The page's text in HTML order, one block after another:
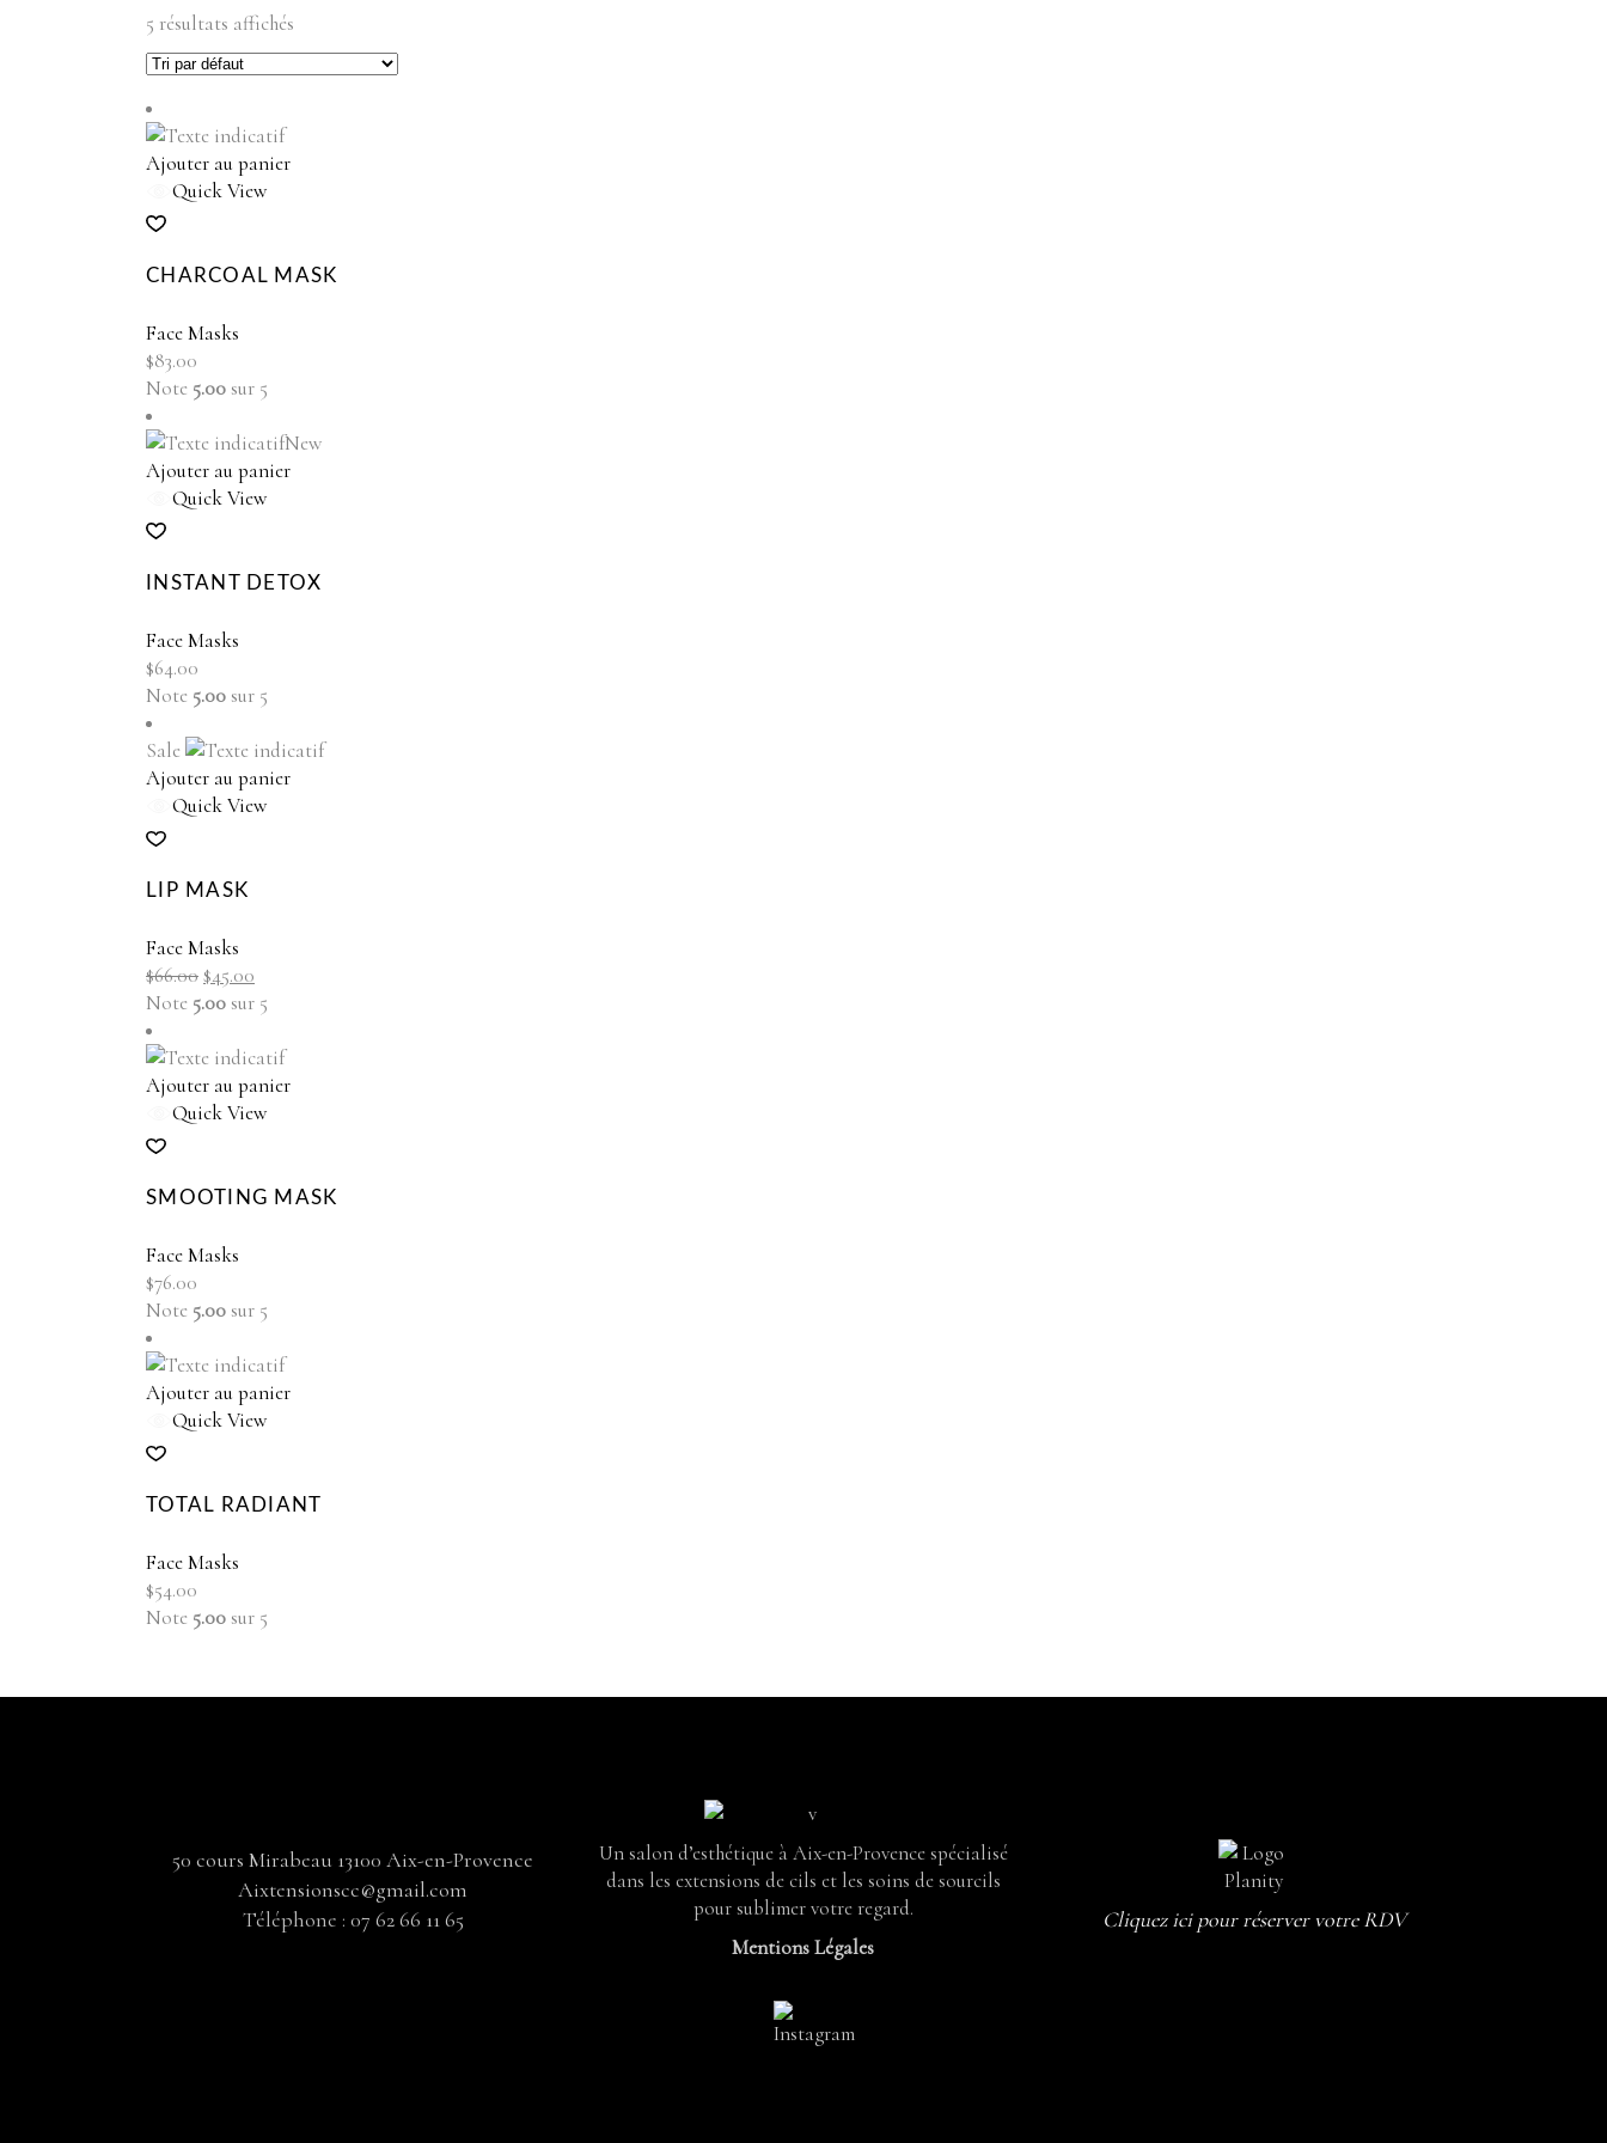
5 résultats affichés
Ajouter au panier
Quick View
CHARCOAL MASK
Face Masks
$83.00
Note 5.00 sur 5
New
Ajouter au panier
Quick View
INSTANT DETOX
Face Masks
$64.00
Note 5.00 sur 5
Sale
Ajouter au panier
Quick View
LIP MASK
Face Masks
$66.00Le
prix
était :
$66.00.
$45.00
prix
est :
$45.00.
Note 5.00 sur 5
Ajouter au panier
Quick View
SMOOTING MASK
Face Masks
$76.00
Note 5.00 sur 5
Ajouter au panier
Quick View
TOTAL RADIANT
Face Masks
$54.00
Note 5.00 sur 5
50 cours Mirabeau 13100 Aix-en-Provence
Aixtensionscc@gmail.com
Téléphone : 07 62 66 11 65
Un salon d’esthétique à Aix-en-Provence spécialisé
dans les extensions de cils et les soins de sourcils
pour sublimer votre regard.
Mentions Légales
Cliquez ici pour réserver votre RDV